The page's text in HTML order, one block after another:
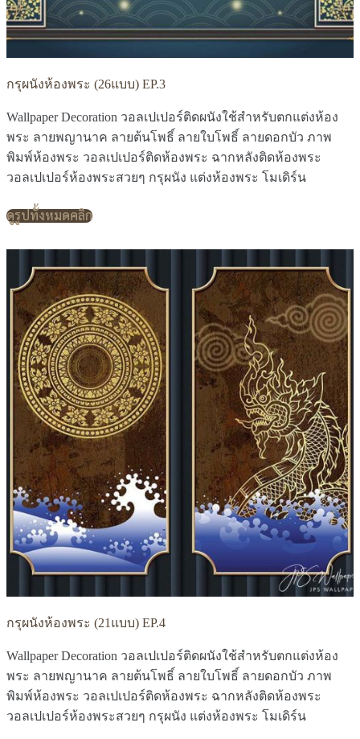
กรุผนังห้องพระ (26แบบ) EP.3
Wallpaper Decoration วอลเปเปอร์ติดผนังใช้สำหรับตกแต่งห้อง
พระ ลายพญานาค ลายต้นโพธิ์ ลายใบโพธิ์ ลายดอกบัว ภาพ
พิมพ์ห้องพระ วอลเปเปอร์ติดห้องพระ ฉากหลังติดห้องพระ
วอลเปเปอร์ห้องพระสวยๆ กรุผนัง แต่งห้องพระ โมเดิร์น
ดูรูปทั้งหมดคลิก
กรุผนังห้องพระ (21แบบ) EP.4
Wallpaper Decoration วอลเปเปอร์ติดผนังใช้สำหรับตกแต่งห้อง
พระ ลายพญานาค ลายต้นโพธิ์ ลายใบโพธิ์ ลายดอกบัว ภาพ
พิมพ์ห้องพระ วอลเปเปอร์ติดห้องพระ ฉากหลังติดห้องพระ
วอลเปเปอร์ห้องพระสวยๆ กรุผนัง แต่งห้องพระ โมเดิร์น